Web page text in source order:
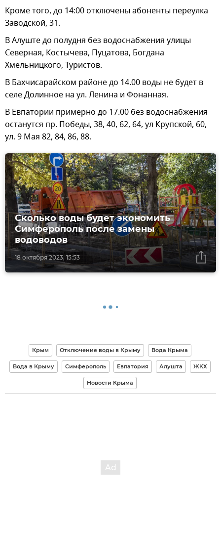
Кроме того, до 14:00 отключены абоненты переулка
Заводской, 31.
В Алуште до полудня без водоснабжения улицы
Северная, Костычева, Пуцатова, Богдана
Хмельницкого, Туристов.
В Бахчисарайском районе до 14.00 воды не будет в
селе Долинное на ул. Ленина и Фонанная.
В Евпатории примерно до 17.00 без водоснабжения
останутся пр. Победы, 38, 40, 62, 64, ул Крупской, 60,
ул. 9 Мая 82, 84, 86, 88.
18 октября 2023, 15:53
Сколько воды будет экономить
Симферополь после замены
водоводов
Крым Отключение воды в Крыму Вода Крыма
Вода в Крыму Симферополь Евпатория Алушта ЖКХ
Новости Крыма